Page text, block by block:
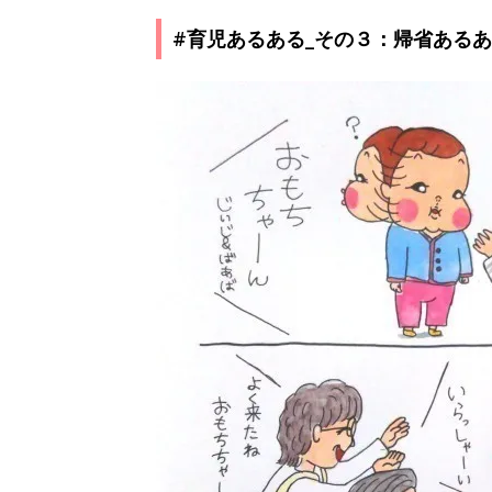
#育児あるある_その３：帰省ある